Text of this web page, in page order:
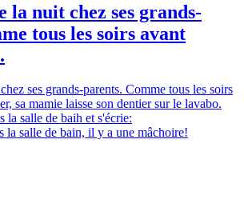
la nuit chez ses grands-
tous les soirs avant
ses grands-parents. Comme tous les soirs
sa mamie laisse son dentier sur le lavabo.
la salle de baih et s'écrie:
la salle de bain, il y a une mâchoire!